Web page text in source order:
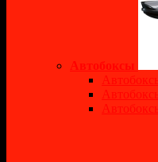
Автобоксы